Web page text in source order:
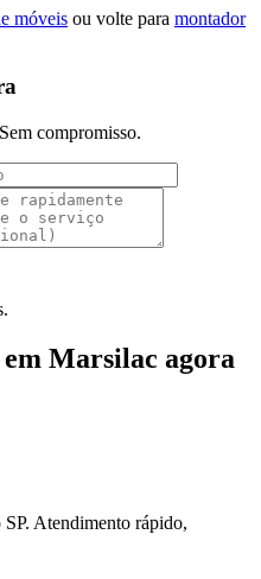
móveis ou volte para montador
compromisso.
Marsilac agora
Atendimento rápido,